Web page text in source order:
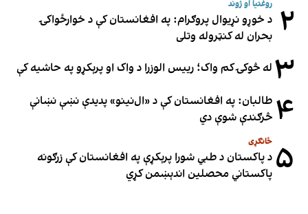
۲ روغتیا او ژوند
د خوړو نړیوال پروګرام: په افغانستان کې د خوارځواکۍ
بحران له کنټروله وتلی
۳ له څوکۍ کم واک؛ رییس الوزرا د واک او پرېکړو په حاشیه کې
۴ طالبان: په افغانستان کې د «ال‌نینو» پدیدې نښې نښانې
څرګندې شوې دي
۵ ځانګړی
د پاکستان د طبي شورا پرېکړې په افغانستان کې زرګونه
پاکستاني محصلین اندېښمن کړي